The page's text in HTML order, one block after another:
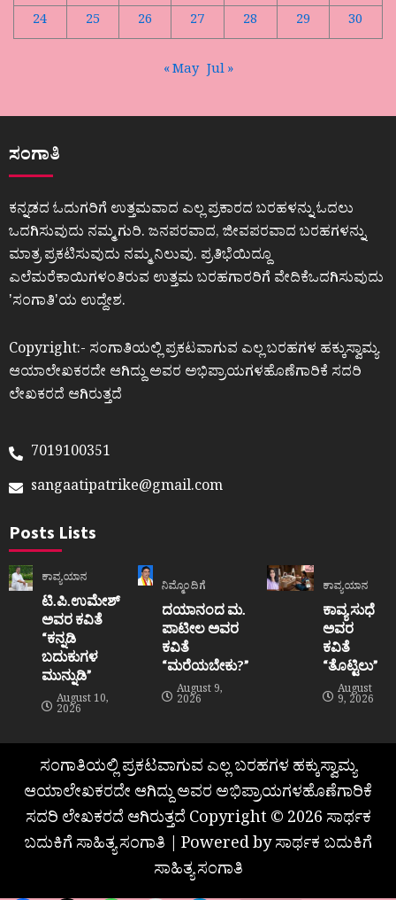
24
25 26 27 28 29 30
« May Jul »
ಸಂಗಾತಿ
ಕನ್ನಡದ ಓದುಗರಿಗೆ ಉತ್ತಮವಾದ ಎಲ್ಲ ಪ್ರಕಾರದ ಬರಹಳನ್ನು ಓದಲು
ಒದಗಿಸುವುದು ನಮ್ಮ ಗುರಿ. ಜನಪರವಾದ, ಜೀವಪರವಾದ ಬರಹಗಳನ್ನು
ಮಾತ್ರ ಪ್ರಕಟಿಸುವುದು ನಮ್ಮ ನಿಲುವು. ಪ್ರತಿಭೆಯಿದ್ದೂ
ಎಲೆಮರೆಕಾಯಿಗಳಂತಿರುವ ಉತ್ತಮ ಬರಹಗಾರರಿಗೆ ವೇದಿಕೆಒದಗಿಸುವುದು
ʼಸಂಗಾತಿʼಯ ಉದ್ದೇಶ.
Copyright:- ಸಂಗಾತಿಯಲ್ಲಿ ಪ್ರಕಟವಾಗುವ ಎಲ್ಲ ಬರಹಗಳ ಹಕ್ಕುಸ್ವಾಮ್ಯ
ಆಯಾಲೇಖಕರದೇ ಆಗಿದ್ದು ಅವರ ಅಭಿಪ್ರಾಯಗಳಹೊಣೆಗಾರಿಕೆ ಸದರಿ
ಲೇಖಕರದೆ ಆಗಿರುತ್ತದೆ
7019100351
sangaatipatrike@gmail.com
Posts Lists
ಕಾವ್ಯಯಾನ
ಟಿ.ಪಿ.ಉಮೇಶ್
ಅವರ ಕವಿತೆ
“ಕನ್ನಡಿ
ಬದುಕುಗಳ
ಮುನ್ನುಡಿ”
August 10,
2026
ನಿಮ್ಮೊಂದಿಗೆ
ದಯಾನಂದ ಮ.
ಪಾಟೀಲ ಅವರ
ಕವಿತೆ
“ಮರೆಯಬೇಕು?”
August 9,
2026
ಕಾವ್ಯಯಾನ
ಕಾವ್ಯ ಸುಧೆ
ಅವರ
ಕವಿತೆ
“ತೊಟ್ಟಿಲು”
August
9, 2026
ಸಂಗಾತಿಯಲ್ಲಿ ಪ್ರಕಟವಾಗುವ ಎಲ್ಲ ಬರಹಗಳ ಹಕ್ಕುಸ್ವಾಮ್ಯ
ಆಯಾಲೇಖಕರದೇ ಆಗಿದ್ದು ಅವರ ಅಭಿಪ್ರಾಯಗಳಹೊಣೆಗಾರಿಕೆ
ಸದರಿ ಲೇಖಕರದೆ ಆಗಿರುತ್ತದೆ Copyright © 2026 ಸಾರ್ಥಕ
ಬದುಕಿಗೆ ಸಾಹಿತ್ಯ ಸಂಗಾತಿ | Powered by ಸಾರ್ಥಕ ಬದುಕಿಗೆ
ಸಾಹಿತ್ಯ ಸಂಗಾತಿ